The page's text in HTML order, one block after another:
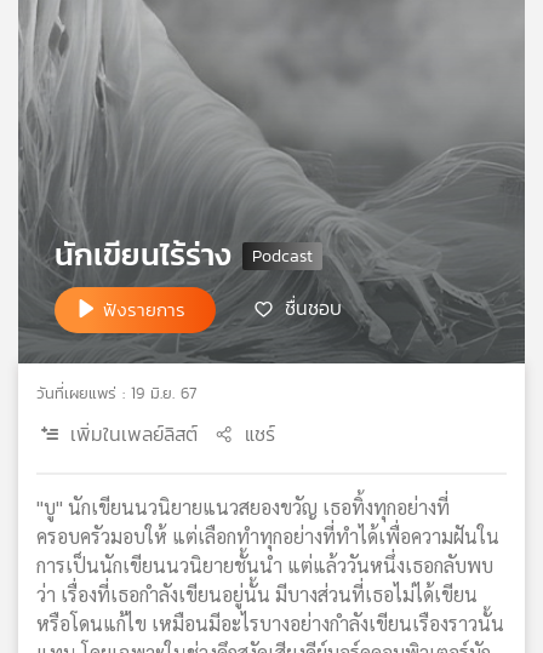
บทความ
ข่าว
กิจกรรม
เครือ
ไทย
เอส
นักเขียนไร้ร่าง
ฟังรายการ ชื่นชอบ
วันที่เผยแพร่ : 19 มิ.ย. 67
เพิ่มในเพลย์ลิสต์ แชร์
"บู" นักเขียนนวนิยายแนวสยองขวัญ เธอทิ้งทุกอย่างที่
ครอบครัวมอบให้ แต่เลือกทำทุกอย่างที่ทำได้เพื่อความฝันใน
การเป็นนักเขียนนวนิยายชั้นนำ แต่แล้ววันหนึ่งเธอกลับพบ
ว่า เรื่องที่เธอกำลังเขียนอยู่นั้น มีบางส่วนที่เธอไม่ได้เขียน
หรือโดนแก้ไข เหมือนมีอะไรบางอย่างกำลังเขียนเรืองราวนั้น